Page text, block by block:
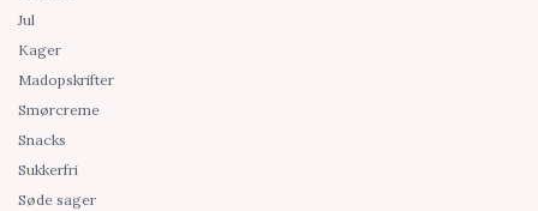
Jul
Kager
Madopskrifter
Smørcreme
Snacks
Sukkerfri
Søde sager